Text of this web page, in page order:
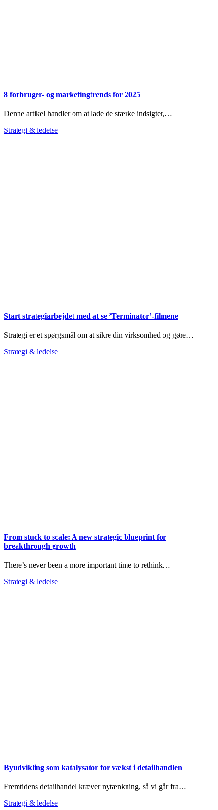
8 forbruger- og marketingtrends for 2025
Denne artikel handler om at lade de stærke indsigter,…
Strategi & ledelse
Start strategiarbejdet med at se ’Terminator’-filmene
Strategi er et spørgsmål om at sikre din virksomhed og gøre…
Strategi & ledelse
From stuck to scale: A new strategic blueprint for
breakthrough growth
There’s never been a more important time to rethink…
Strategi & ledelse
Byudvikling som katalysator for vækst i detailhandlen
Fremtidens detailhandel kræver nytænkning, så vi går fra…
Strategi & ledelse